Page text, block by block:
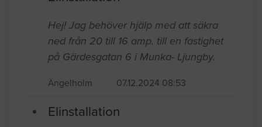
Hej! Jag behöver hjälp med att säkra
ned från 20 till 16 amp. till en fastighet
på Gärdesgatan 6 i Munka- Ljungby.
Ängelholm 07.12.2024 08:53
Elinstallation